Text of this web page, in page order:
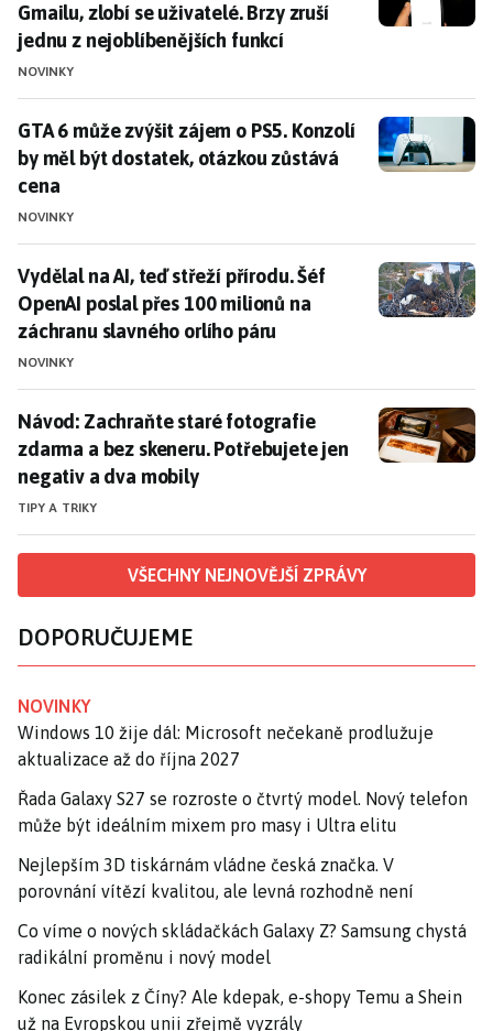
Gmailu, zlobí se uživatelé. Brzy zruší
jednu z nejoblíbenějších funkcí
NOVINKY
GTA 6 může zvýšit zájem o PS5. Konzolí by měl být
GTA 6 může zvýšit zájem o PS5. Konzolí
by měl být dostatek, otázkou zůstává
cena
NOVINKY
Vydělal na AI, teď střeží přírodu. Šéf OpenAI poslal
Vydělal na AI, teď střeží přírodu. Šéf
OpenAI poslal přes 100 milionů na
záchranu slavného orlího páru
NOVINKY
Návod: Zachraňte staré fotografie zdarma a bez
Návod: Zachraňte staré fotografie
zdarma a bez skeneru. Potřebujete jen
negativ a dva mobily
TIPY A TRIKY
VŠECHNY NEJNOVĚJŠÍ ZPRÁVY
DOPORUČUJEME
NOVINKY
Windows 10 žije dál: Microsoft nečekaně prodlužuje
aktualizace až do října 2027
Řada Galaxy S27 se rozroste o čtvrtý model. Nový telefon
může být ideálním mixem pro masy i Ultra elitu
Nejlepším 3D tiskárnám vládne česká značka. V
porovnání vítězí kvalitou, ale levná rozhodně není
Co víme o nových skládačkách Galaxy Z? Samsung chystá
radikální proměnu i nový model
Konec zásilek z Číny? Ale kdepak, e-shopy Temu a Shein
už na Evropskou unii zřejmě vyzrály